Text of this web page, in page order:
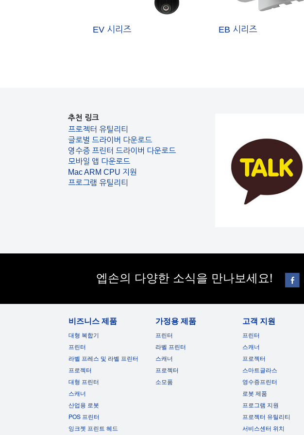
EV 시리즈 EB 시리즈
추천 링크
프로젝터 유틸리티
글로벌 드라이버 다운로드
영수증 프린터 드라이버 다운로드
모바일 앱 다운로드
Mac ARM CPU 지원
프로그램 유틸리티
엡손의 다양한 소식을 만나보세요!
비즈니스 제품
대형 복합기
프린터
라벨 프레스 및 라벨 프린터
프로젝터
대형 프린터
스캐너
산업용 로봇
POS 프린터
잉크젯 프린트 헤드
가정용 제품
프린터
라벨 프린터
스캐너
프로젝터
소모품
고객 지원
프린터
스캐너
프로젝터
스마트글라스
영수증프린터
로봇 제품
프로그램 지원
프로젝터 유틸리티
서비스센터 위치